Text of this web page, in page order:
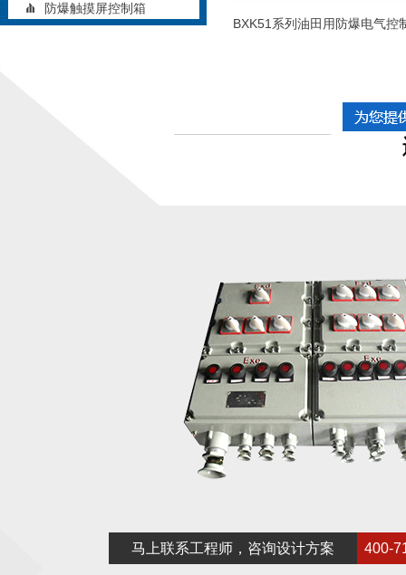
防爆触摸屏控制箱
BXK51系列油田用防爆电气控
马上联系工程师，咨询设计方案 400-